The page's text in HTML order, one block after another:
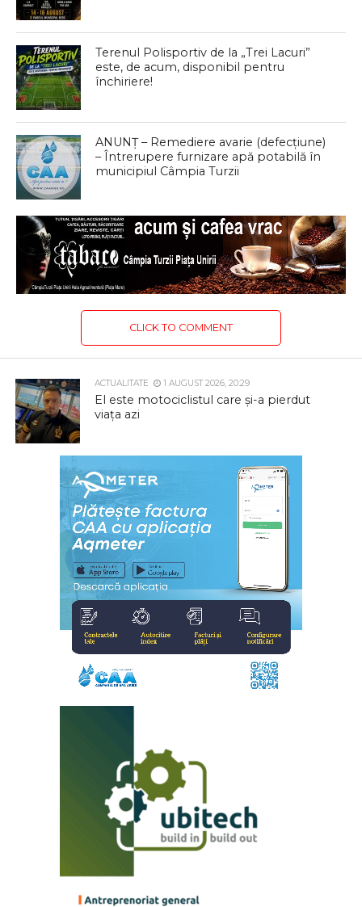
Terenul Polisportiv de la „Trei Lacuri”
este, de acum, disponibil pentru
închiriere!
ANUNȚ – Remediere avarie (defecțiune)
– Întrerupere furnizare apă potabilă în
municipiul Câmpia Turzii
CLICK TO COMMENT
ACTUALITATE 1 AUGUST 2026, 20:29
El este motociclistul care și-a pierdut
viața azi